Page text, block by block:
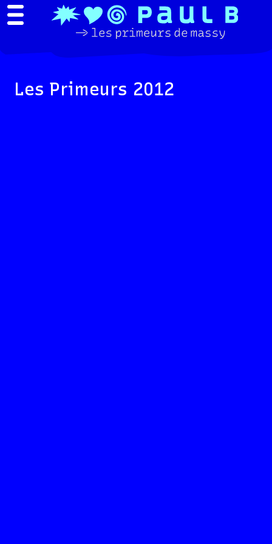
Les Primeurs 2012